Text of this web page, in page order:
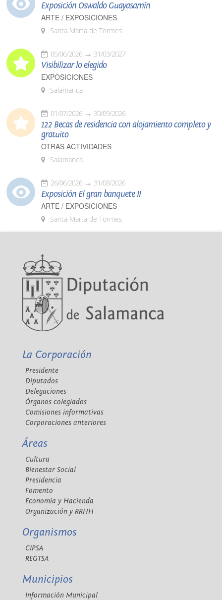
Exposición Oswaldo Guayasamín
ARTE / EXPOSICIONES
Santa Marta de Tormes
05/06/2026 31/03/2027
Visibilizar lo elegido
EXPOSICIONES
Salamanca
01/07/2026 30/09/2026
122 Becas de residencia con alojamiento completo y
gratuito
OTRAS ACTIVIDADES
Salamanca
26/06/2026 31/08/2026
Exposición El gran banquete II
ARTE / EXPOSICIONES
Santa Marta de Tormes
La Corporación
Presidente
Diputados
Delegaciones
Órganos colegiados
Comisiones informativas
Corporaciones anteriores
Áreas
Cultura
Bienestar Social
Presidencia
Fomento
Economía y Hacienda
Organización y RRHH
Organismos
CIPSA
REGTSA
Municipios
Información Municipal